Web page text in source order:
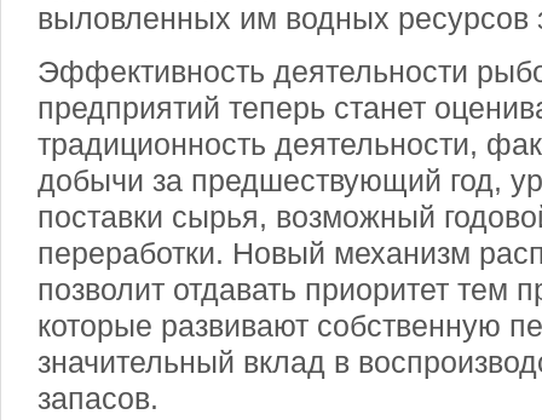
выловленных им водных ресурсов
Эффективность деятельности
предприятий теперь станет
традиционность деятельности,
добычи за предшествующий год,
поставки сырья, возможный
переработки. Новый механизм
позволит отдавать приоритет тем
которые развивают собственную
значительный вклад в
запасов.